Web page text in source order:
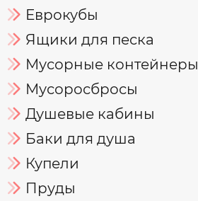
Еврокубы
Ящики для песка
Мусорные контейнеры
Мусоросбросы
Душевые кабины
Баки для душа
Купели
Пруды